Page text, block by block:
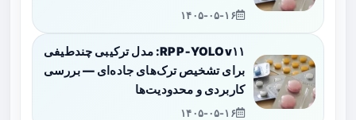
۱۴۰۵-۰۵-۱۶
RPP‑YOLOv۱۱: مدل ترکیبی چندطیفی
برای تشخیص ترک‌های جاده‌ای — بررسی
کاربردی و محدودیت‌ها
۱۴۰۵-۰۵-۱۶